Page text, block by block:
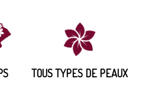
TOUS TYPES DE PEAUX